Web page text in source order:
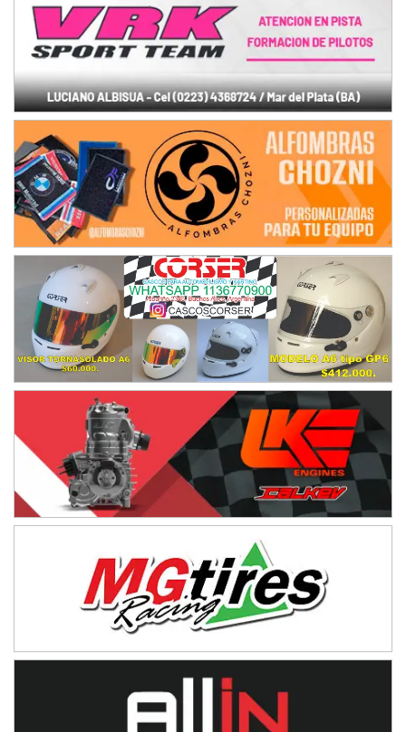
Humboldt (Santa Fe)
NORESTE SANTAFESINO - F6
Avellaneda (Santa Fe)
SUR SANTAFESINO - F4
José Samuel Sánchez (Tierra)
Rufino (Santa Fe)
TUCUMANO - F5
Juan Navarro (Asfalto)
El Timbó (Tucumán)